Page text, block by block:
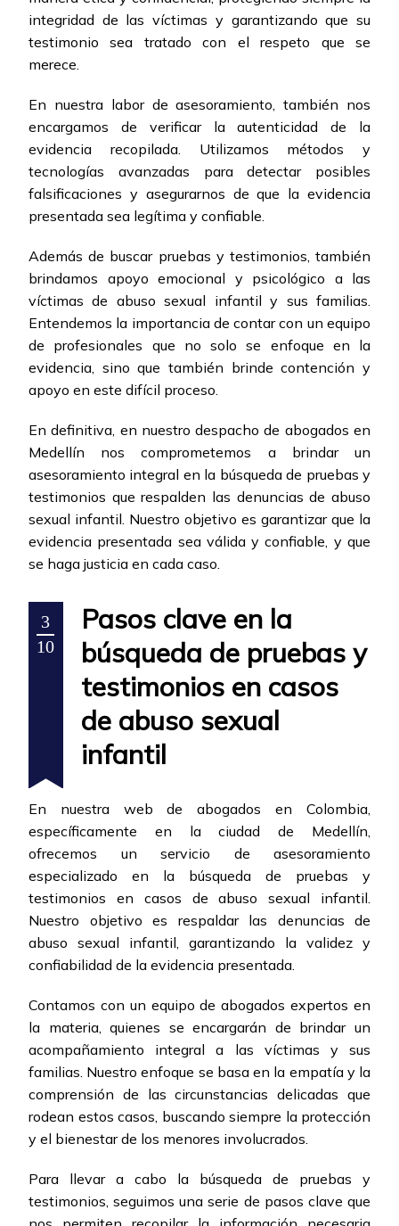
integridad de las víctimas y garantizando que su
testimonio sea tratado con el respeto que se
merece.
En nuestra labor de asesoramiento, también nos
encargamos de verificar la autenticidad de la
evidencia recopilada. Utilizamos métodos y
tecnologías avanzadas para detectar posibles
falsificaciones y asegurarnos de que la evidencia
presentada sea legítima y confiable.
Además de buscar pruebas y testimonios, también
brindamos apoyo emocional y psicológico a las
víctimas de abuso sexual infantil y sus familias.
Entendemos la importancia de contar con un equipo
de profesionales que no solo se enfoque en la
evidencia, sino que también brinde contención y
apoyo en este difícil proceso.
En definitiva, en nuestro despacho de abogados en
Medellín nos comprometemos a brindar un
asesoramiento integral en la búsqueda de pruebas y
testimonios que respalden las denuncias de abuso
sexual infantil. Nuestro objetivo es garantizar que la
evidencia presentada sea válida y confiable, y que
se haga justicia en cada caso.
3
10
Pasos clave en la
búsqueda de pruebas y
testimonios en casos
de abuso sexual
infantil
En nuestra web de abogados en Colombia,
específicamente en la ciudad de Medellín,
ofrecemos un servicio de asesoramiento
especializado en la búsqueda de pruebas y
testimonios en casos de abuso sexual infantil.
Nuestro objetivo es respaldar las denuncias de
abuso sexual infantil, garantizando la validez y
confiabilidad de la evidencia presentada.
Contamos con un equipo de abogados expertos en
la materia, quienes se encargarán de brindar un
acompañamiento integral a las víctimas y sus
familias. Nuestro enfoque se basa en la empatía y la
comprensión de las circunstancias delicadas que
rodean estos casos, buscando siempre la protección
y el bienestar de los menores involucrados.
Para llevar a cabo la búsqueda de pruebas y
testimonios, seguimos una serie de pasos clave que